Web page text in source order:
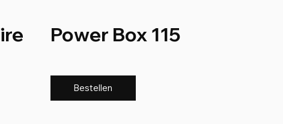
Power Box 115
Bestellen